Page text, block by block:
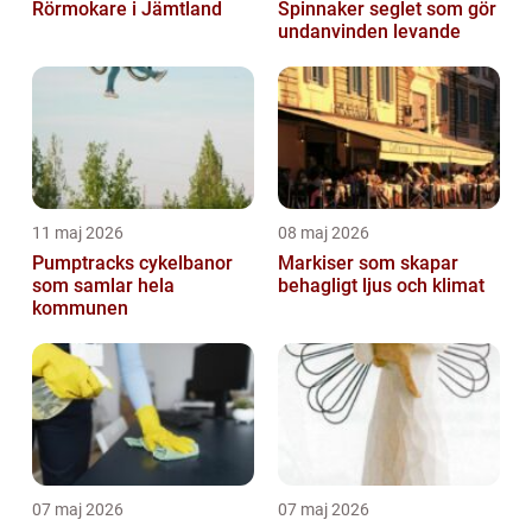
Rörmokare i Jämtland
Spinnaker seglet som gör
undanvinden levande
11 maj 2026
Pumptracks cykelbanor
som samlar hela
kommunen
08 maj 2026
Markiser som skapar
behagligt ljus och klimat
07 maj 2026 07 maj 2026